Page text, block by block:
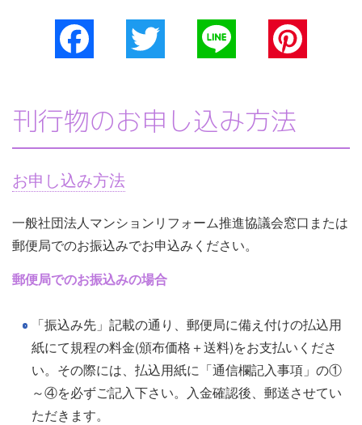
Facebook
刊行物のお申し込み方法
お申し込み方法
一般社団法人マンションリフォーム推進協議会窓口または
郵便局でのお振込みでお申込みください。
郵便局でのお振込みの場合
「振込み先」記載の通り、郵便局に備え付けの払込用
紙にて規程の料金(頒布価格＋送料)をお支払いくださ
い。その際には、払込用紙に「通信欄記入事項」の①
～④を必ずご記入下さい。入金確認後、郵送させてい
ただきます。